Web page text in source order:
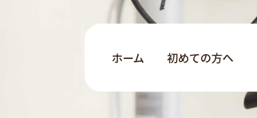
ホーム 初めての方へ